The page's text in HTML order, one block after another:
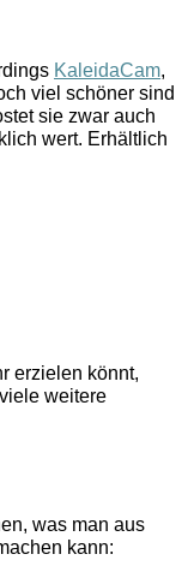
KaleidaCam,
viel schöner sind
sie zwar auch
wert. Erhältlich
erzielen könnt,
weitere
was man aus
kann: